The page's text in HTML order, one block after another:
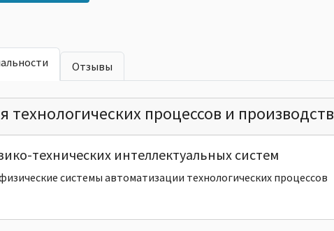
Отзывы
технологических процессов и производств
технических интеллектуальных систем
системы автоматизации технологических процессов